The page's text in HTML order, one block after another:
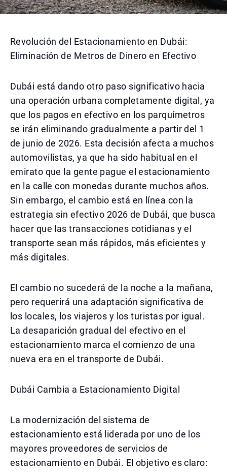
Revolución del Estacionamiento en Dubái:
Eliminación de Metros de Dinero en Efectivo
Dubái está dando otro paso significativo hacia
una operación urbana completamente digital, ya
que los pagos en efectivo en los parquímetros
se irán eliminando gradualmente a partir del 1
de junio de 2026. Esta decisión afecta a muchos
automovilistas, ya que ha sido habitual en el
emirato que la gente pague el estacionamiento
en la calle con monedas durante muchos años.
Sin embargo, el cambio está en línea con la
estrategia sin efectivo 2026 de Dubái, que busca
hacer que las transacciones cotidianas y el
transporte sean más rápidos, más eficientes y
más digitales.
El cambio no sucederá de la noche a la mañana,
pero requerirá una adaptación significativa de
los locales, los viajeros y los turistas por igual.
La desaparición gradual del efectivo en el
estacionamiento marca el comienzo de una
nueva era en el transporte de Dubái.
Dubái Cambia a Estacionamiento Digital
La modernización del sistema de
estacionamiento está liderada por uno de los
mayores proveedores de servicios de
estacionamiento en Dubái. El objetivo es claro: